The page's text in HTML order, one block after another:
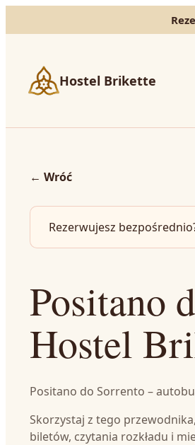
Hostel Brikette
← Wróć
Rezerwujesz
Positano
Hostel
Positano do Sorrento –
Skorzystaj z tego
biletów, czytania rozkładu i